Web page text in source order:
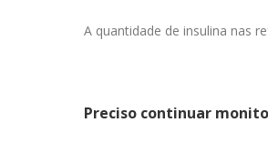
A quantidade de insulina nas
Preciso continuar